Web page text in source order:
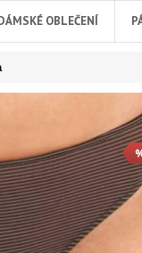
OBLEČENÍ